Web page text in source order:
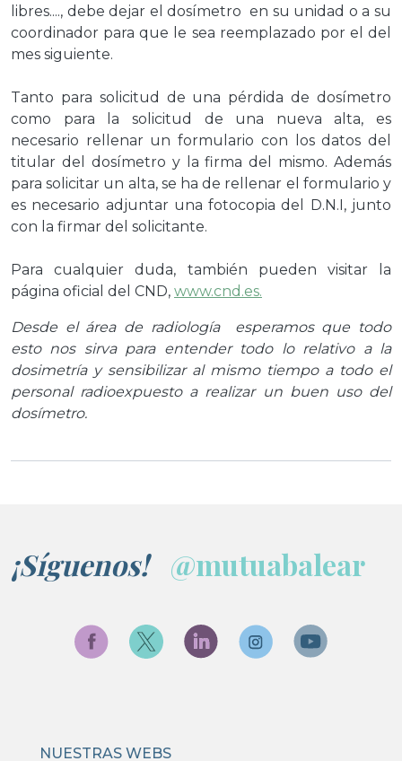
libres...., debe dejar el dosímetro en su unidad o a su
coordinador para que le sea reemplazado por el del
mes siguiente.
Tanto para solicitud de una pérdida de dosímetro
como para la solicitud de una nueva alta, es
necesario rellenar un formulario con los datos del
titular del dosímetro y la firma del mismo. Además
para solicitar un alta, se ha de rellenar el formulario y
es necesario adjuntar una fotocopia del D.N.I, junto
con la firmar del solicitante.
Para cualquier duda, también pueden visitar la
página oficial del CND, www.cnd.es.
Desde el área de radiología esperamos que todo
esto nos sirva para entender todo lo relativo a la
dosimetría y sensibilizar al mismo tiempo a todo el
personal radioexpuesto a realizar un buen uso del
dosímetro.
¡Síguenos! @mutuabalear
NUESTRAS WEBS